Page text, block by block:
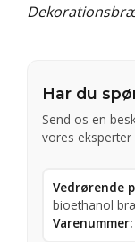
Har du
Send os en
vores eksperter
Vedrørende
bioethanol
Varenummer: